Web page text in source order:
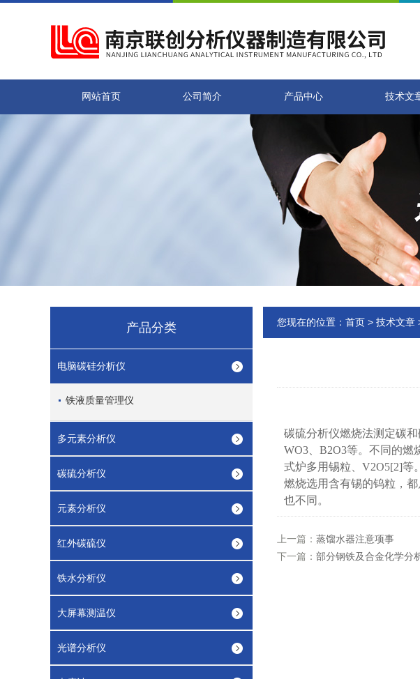
网站首页 公司简介 产品中心 技术文
产品分类
电脑碳硅分析仪
铁液质量管理仪
多元素分析仪
碳硫分析仪
元素分析仪
红外碳硫仪
铁水分析仪
大屏幕测温仪
光谱分析仪
您现在的位置： 首页 > 技术文章
碳硫分析仪燃烧法测定碳
WO3
B2O3等。不同的燃
式炉多用锡粒、 V2O5[2]等
燃烧选用含有锡的钨粒，
也不同。
上一篇： 蒸馏水器注意项事
下一篇： 部分钢铁及合金化学分